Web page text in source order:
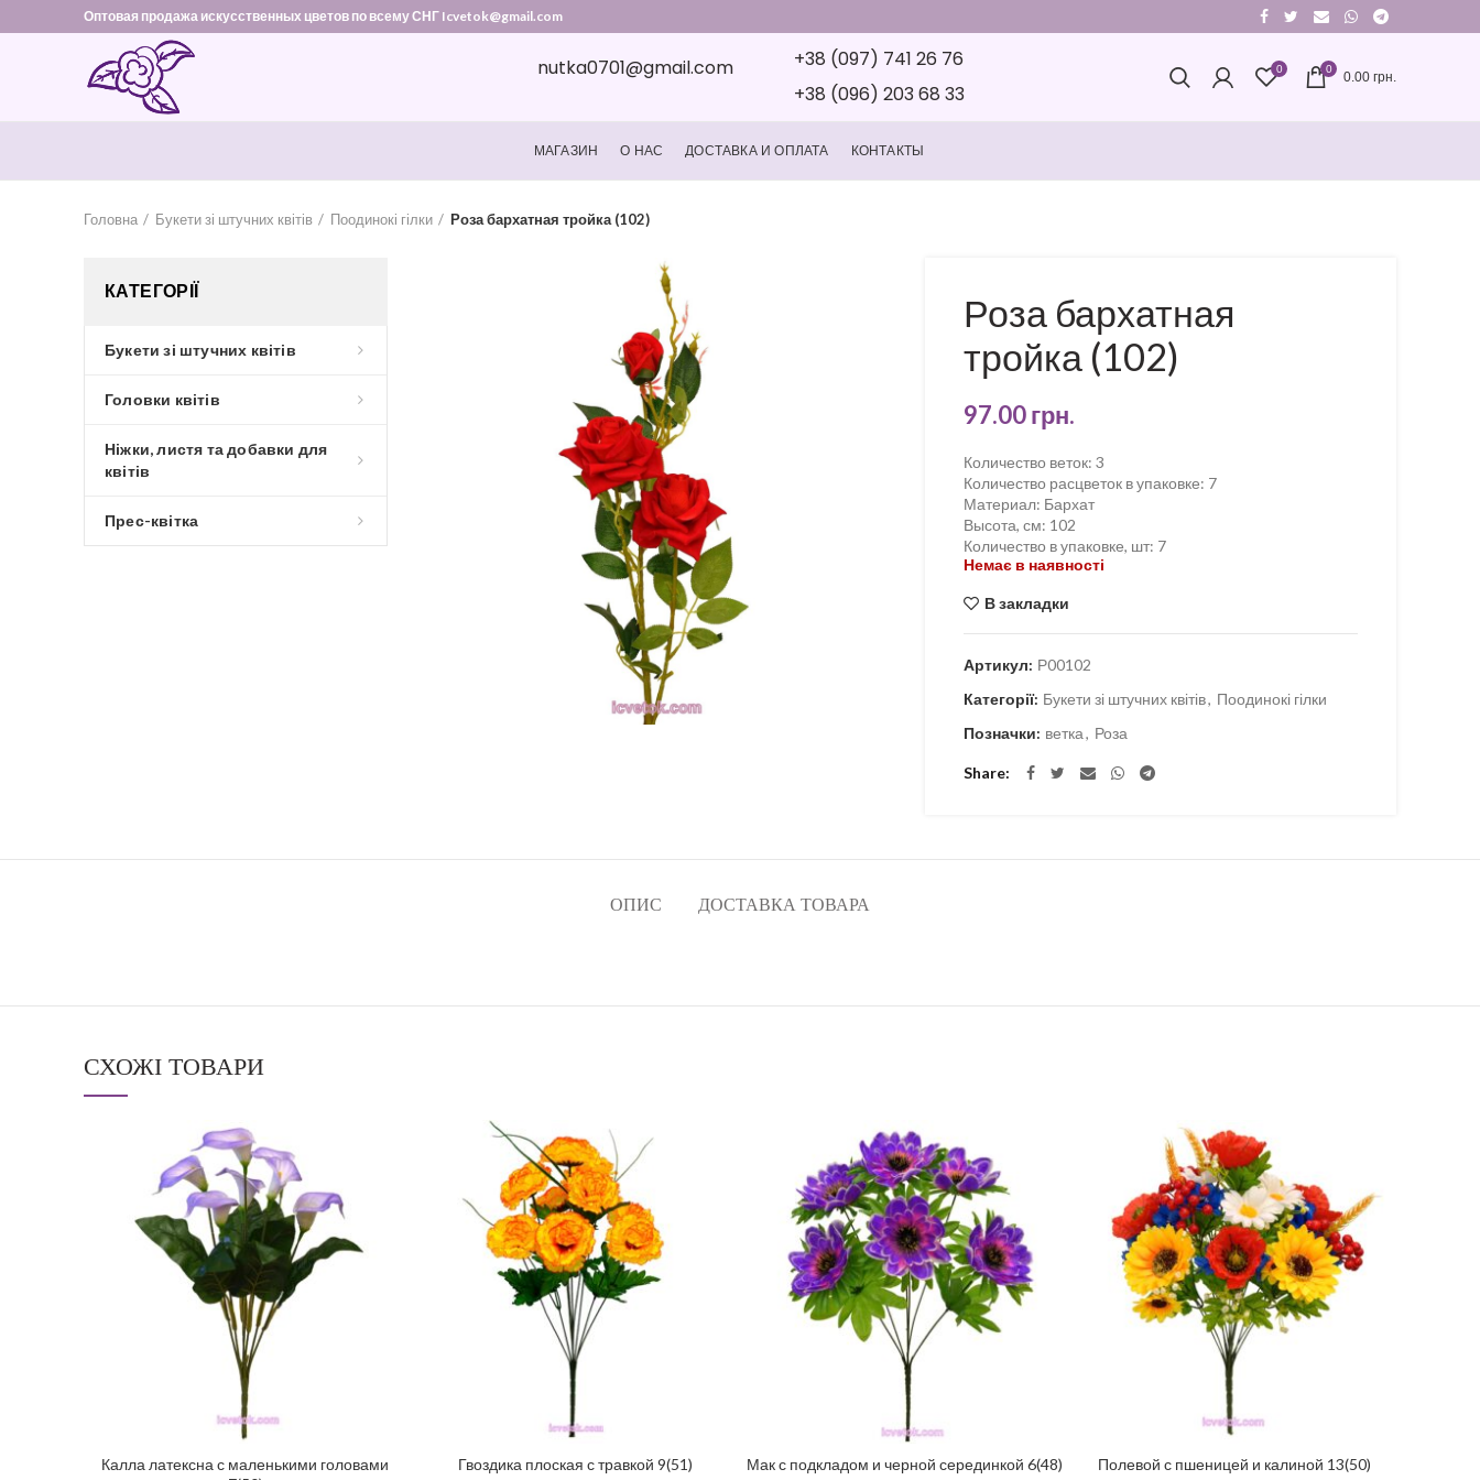
Оптовая продажа искусственных цветов по всему СНГ Icvetok@gmail.com
nutka0701@gmail.com
+38 (097) 741 26 76
+38 (096) 203 68 33
0 0
0.00 грн.
МАГАЗИН О НАС ДОСТАВКА И ОПЛАТА КОНТАКТЫ
Головна Букети зі штучних квітів Поодинокі гілки Роза бархатная тройка (102)
Роза бархатная
тройка (102)
97.00грн.
Количество веток: 3
Количество расцветок в упаковке: 7
Материал: Бархат
Высота, см: 102
Количество в упаковке, шт: 7
Немає в наявності
В закладки
Артикул: Р00102
Категорії: Букети зі штучних квітів, Поодинокі гілки
Позначки: ветка, Роза
Share
КАТЕГОРІЇ
Букети зі штучних квітів
Головки квітів
Ніжки, листя та добавки для
квітів
Прес-квітка
ОПИС ДОСТАВКА ТОВАРА
СХОЖІ ТОВАРИ
ДОДАТИ У КОШИК
Калла латексна с маленькими головами
ДОДАТИ У КОШИК
Гвоздика плоская с травкой 9(51) ДОДАТИ У КОШИК
Мак с подкладом и черной серединкой 6(48) ЧИТАТИ ДАЛІ
Полевой с пшеницей и калиной 13(50)